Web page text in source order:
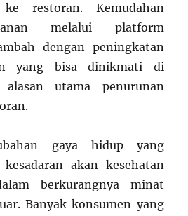
restoran. Kemudahan
melalui platform
dengan peningkatan
yang bisa dinikmati di
utama penurunan
gaya hidup yang
akan kesehatan
berkurangnya minat
Banyak konsumen yang